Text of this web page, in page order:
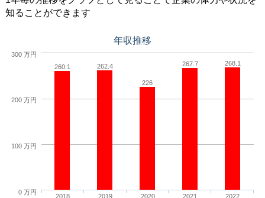
知ることができます
年収推移
260.1 262.4
226
267.7 268.1
2018 2019 2020 2021 2022
0 万円
100 万円
200 万円
300 万円